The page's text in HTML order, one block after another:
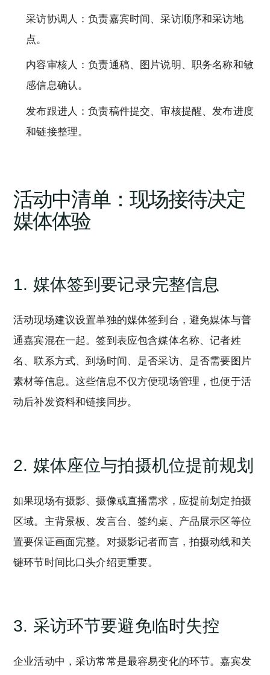
采访协调人：负责嘉宾时间、采访顺序和采访地
点。
内容审核人：负责通稿、图片说明、职务名称和敏
感信息确认。
发布跟进人：负责稿件提交、审核提醒、发布进度
和链接整理。
活动中清单：现场接待决定
媒体体验
1. 媒体签到要记录完整信息
活动现场建议设置单独的媒体签到台，避免媒体与普
通嘉宾混在一起。签到表应包含媒体名称、记者姓
名、联系方式、到场时间、是否采访、是否需要图片
素材等信息。这些信息不仅方便现场管理，也便于活
动后补发资料和链接同步。
2. 媒体座位与拍摄机位提前规划
如果现场有摄影、摄像或直播需求，应提前划定拍摄
区域。主背景板、发言台、签约桌、产品展示区等位
置要保证画面完整。对摄影记者而言，拍摄动线和关
键环节时间比口头介绍更重要。
3. 采访环节要避免临时失控
企业活动中，采访常常是最容易变化的环节。嘉宾发